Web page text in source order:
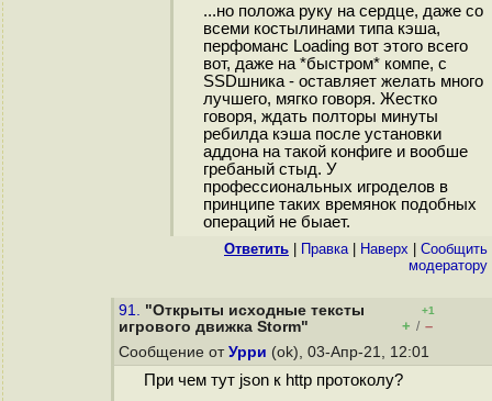
...но положа руку на сердце, даже со
всеми костылинами типа кэша,
перфоманс Loading вот этого всего
вот, даже на *быстром* компе, с
SSDшника - оставляет желать много
лучшего, мягко говоря. Жестко
говоря, ждать полторы минуты
ребилда кэша после установки
аддона на такой конфиге и вообше
гребаный стыд. У
профессиональных игроделов в
принципе таких времянок подобных
операций не быает.
Ответить Правка| Наверх
Cообщить
модератору
91. "Открыты исходные тексты
игрового движка Storm"
+1
+ / –
Сообщение от Урри (ok), 03-Апр-21, 12:01
При чем тут json к http протоколу?